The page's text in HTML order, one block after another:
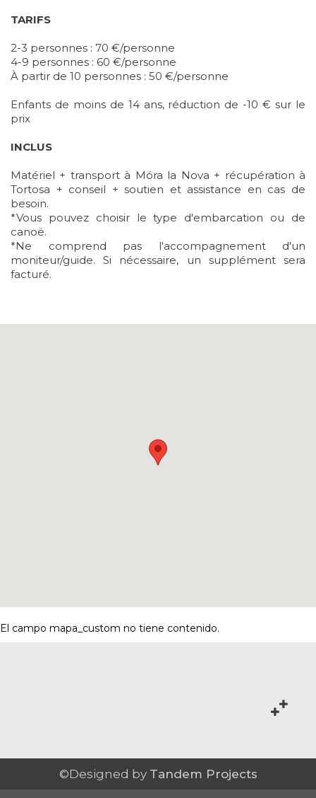
TARIFS
2-3 personnes : 70 €/personne
4-9 personnes : 60 €/personne
À partir de 10 personnes : 50 €/personne
Enfants de moins de 14 ans, réduction de -10 € sur le
prix
INCLUS
Matériel + transport à Móra la Nova + récupération à
Tortosa + conseil + soutien et assistance en cas de
besoin.
*Vous pouvez choisir le type d'embarcation ou de
canoë.
*Ne comprend pas l'accompagnement d'un
moniteur/guide. Si nécessaire, un supplément sera
facturé.
El campo mapa_custom no tiene contenido.
©Designed by Tandem Projects